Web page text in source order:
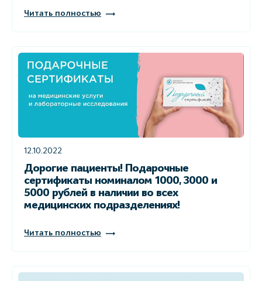
Читать полностью
12.10.2022
Дорогие пациенты! Подарочные
сертификаты номиналом 1000, 3000 и
5000 рублей в наличии во всех
медицинских подразделениях!
Читать полностью